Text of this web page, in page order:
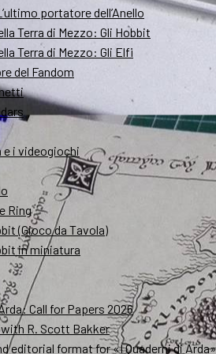
portatore dell’Anello
Terra di Mezzo: Gli Hobbit
Terra di Mezzo: Gli Elfi
del Fandom
e i videogiochi
Ring
(Gioco da Tavola)
in miniatura
Call for Papers 2026
R. Scott Bakker
editorial format for «I Quaderni di Arda»